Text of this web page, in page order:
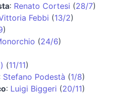
: Renato Cortesi (28/7)
Febbi (13/2)
)
(24/6)
(11/11)
Stefano Podestà (1/8)
: Luigi Biggeri (20/11)